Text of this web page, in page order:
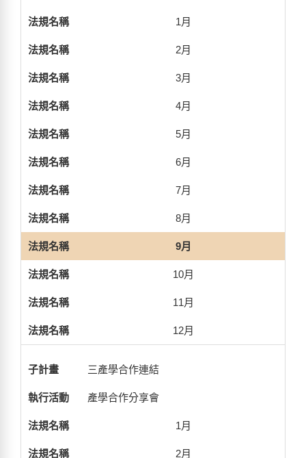
1月
2月
3月
4月
5月
6月
7月
8月
9月
10月
11月
12月
三產學合作連結
產學合作分享會
1月
2月